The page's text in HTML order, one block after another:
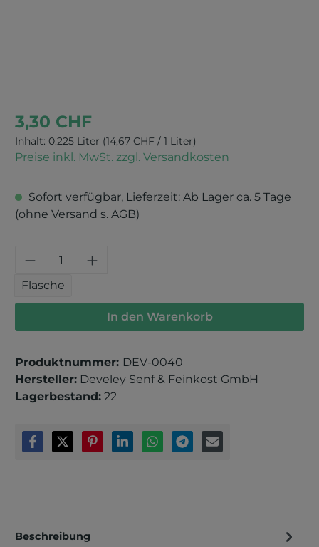
3,30 CHF
Inhalt: 0.225 Liter (14,67 CHF / 1 Liter)
Preise inkl. MwSt. zzgl. Versandkosten
Sofort verfügbar, Lieferzeit: Ab Lager ca. 5 Tage
(ohne Versand s. AGB)
Produkt Anzahl: Gib den
Flasche
In den Warenkorb
Produktnummer: DEV-0040
Hersteller: Develey Senf & Feinkost GmbH
Lagerbestand: 22
Beschreibung